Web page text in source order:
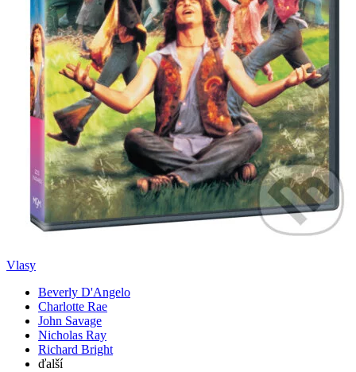
Vlasy
Beverly D'Angelo
Charlotte Rae
John Savage
Nicholas Ray
Richard Bright
ďalší